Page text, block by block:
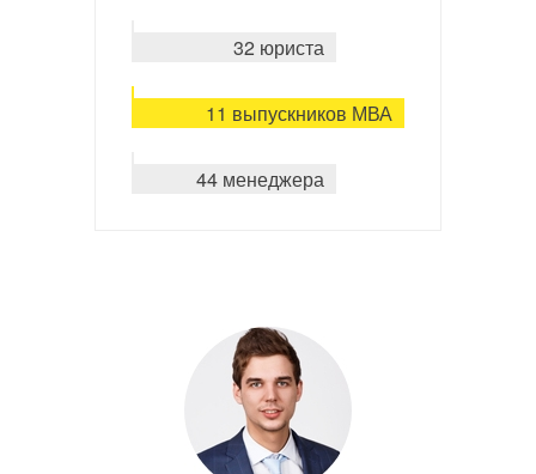
32 юриста
11 выпускников МВА
44 менеджера